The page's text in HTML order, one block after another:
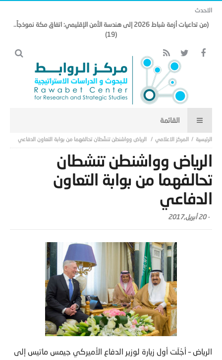
الاحدث
(من تداعيات أزمة شباط 2026 إلى هندسة الأمن الإقليمي: اتفاق مكة نموذجاً..
(19)
المركز الاعلامي الرياض وواشنطن تنشّطان تحالفهما من بوابة التعاون الدفاعي
الرياض وواشنطن تنشّطان
تحالفهما من بوابة التعاون
الدفاعي
-20 أبريل,2017
الرياض – أجْلَت أول زيارة لوزير الدفاع الأميركي جيمس ماتيس إلى